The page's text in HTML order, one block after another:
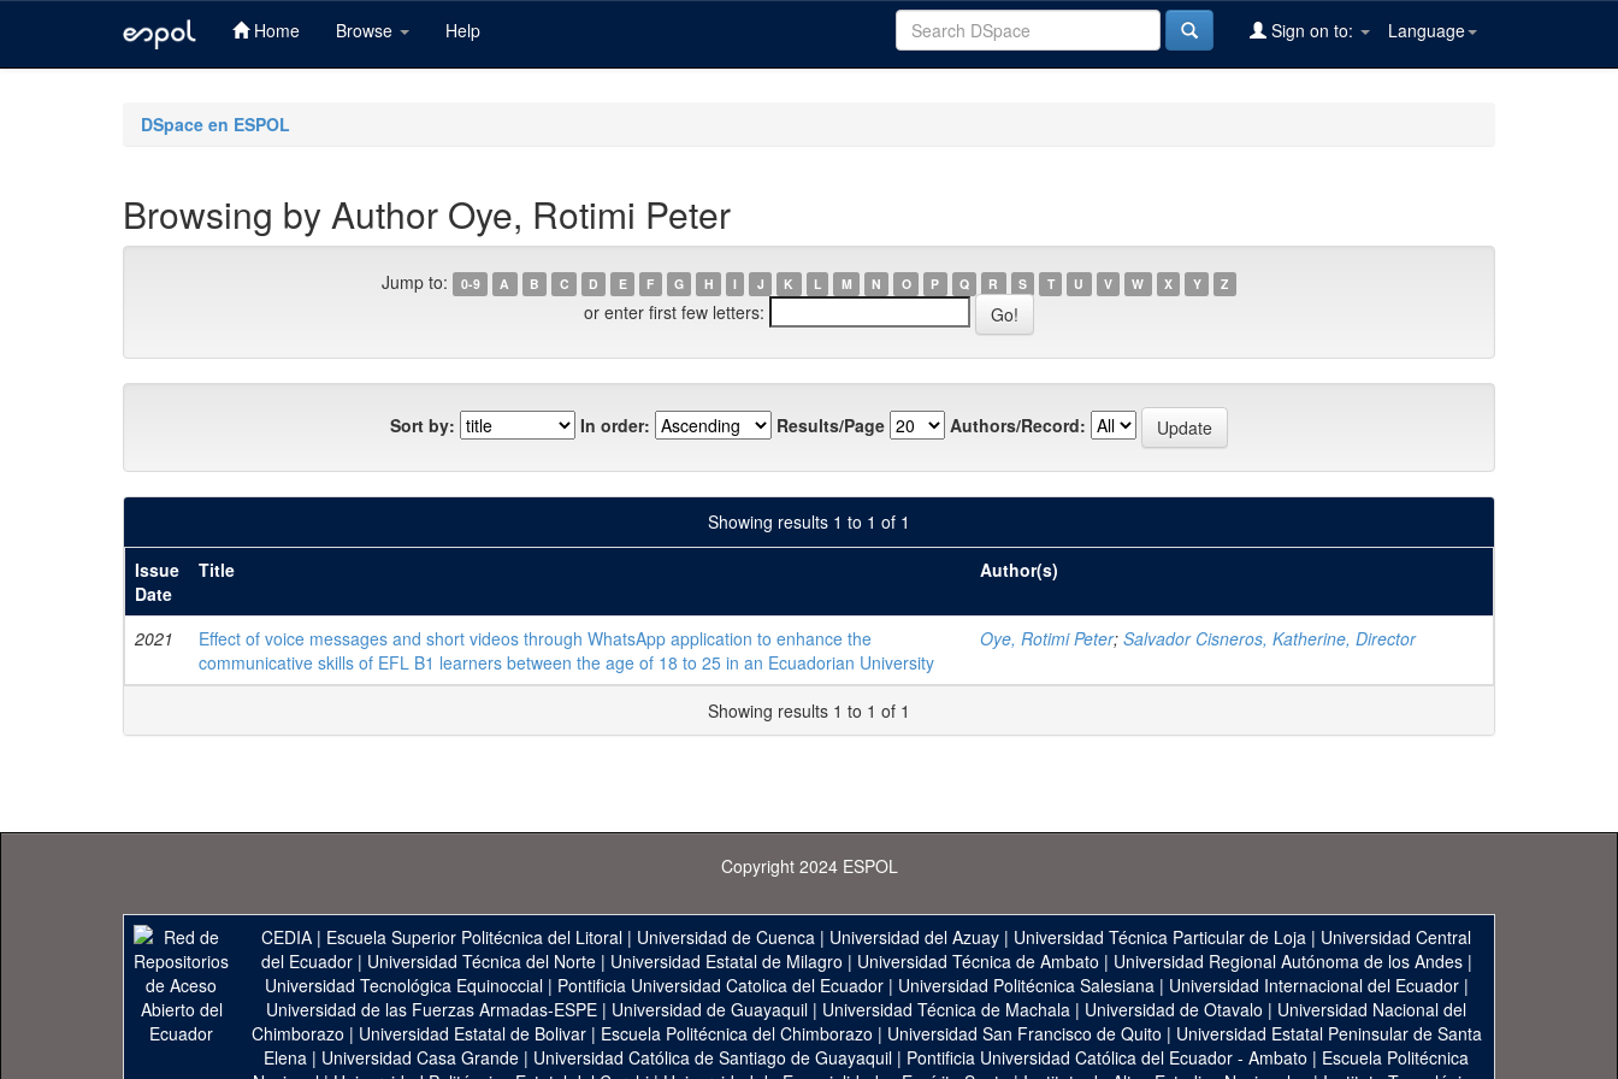
Home Browse Help Language
Sign on to:
DSpace en ESPOL
Browsing by Author Oye, Rotimi Peter
Jump to: 0-9 A B C D E F G H I J K L M N O P Q R S T U V W X Y Z
or enter first few letters:
Sort by: In order: Results/Page Authors/Record:
Showing results 1 to 1 of 1
Issue
Date
Title Author(s)
2021
Effect of voice messages and short videos through WhatsApp application to enhance the
communicative skills of EFL B1 learners between the age of 18 to 25 in an Ecuadorian University
Oye, Rotimi Peter; Salvador Cisneros, Katherine, Director
Showing results 1 to 1 of 1
Copyright 2024 ESPOL
CEDIA | Escuela Superior Politécnica del Litoral | Universidad de Cuenca | Universidad del Azuay | Universidad Técnica Particular de Loja | Universidad Central
del Ecuador| Universidad Técnica del Norte| Universidad Estatal de Milagro | Universidad Técnica de Ambato | Universidad Regional Autónoma de los Andes|
Universidad Tecnológica Equinoccial| Pontificia Universidad Catolica del Ecuador| Universidad Politécnica Salesiana| Universidad Internacional del Ecuador|
Universidad de las Fuerzas Armadas-ESPE | Universidad de Guayaquil | Universidad Técnica de Machala | Universidad de Otavalo | Universidad Nacional del
Chimborazo | Universidad Estatal de Bolivar| Escuela Politécnica del Chimborazo | Universidad San Francisco de Quito | Universidad Estatal Peninsular de Santa
Elena | Universidad Casa Grande | Universidad Católica de Santiago de Guayaquil | Pontificia Universidad Católica del Ecuador - Ambato | Escuela Politécnica